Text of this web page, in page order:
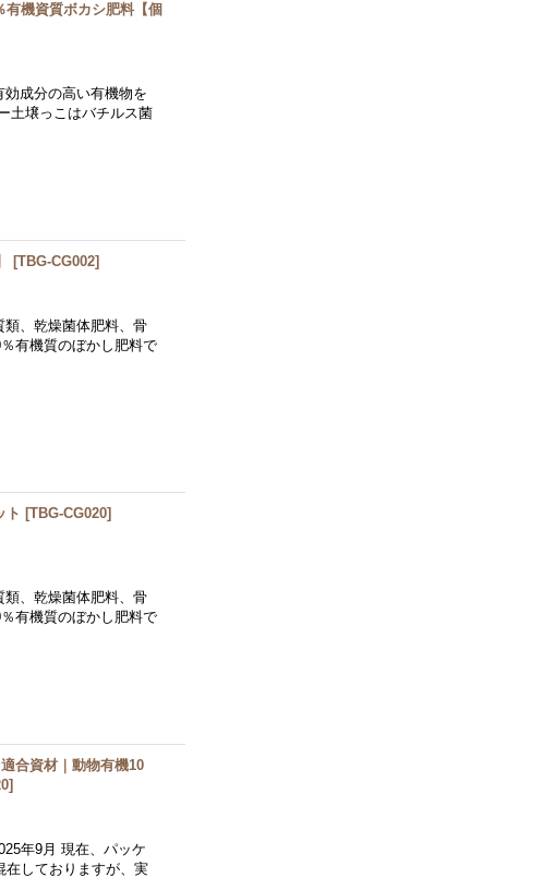
機資質ボカシ肥料【個
成分の高い有機物を
土壌っこはバチルス菌
[TBG-CG002]
、乾燥菌体肥料、骨
有機質のぼかし肥料で
ト [TBG-CG020]
、乾燥菌体肥料、骨
有機質のぼかし肥料で
合資材｜動物有機10
]
年9月 現在、パッケ
在しておりますが、実